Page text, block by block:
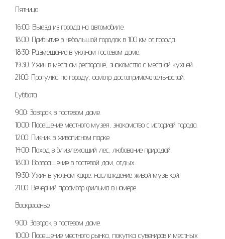
Пятница
16:00: Выезд из города на автомобиле.
18:00: Прибытие в небольшой городок в 100 км от города.
18:30: Размещение в уютном гостевом доме.
19:30: Ужин в местном ресторане, знакомство с местной кухней.
21:00: Прогулка по городу, осмотр достопримечательностей.
Суббота
9:00: Завтрак в гостевом доме.
10:00: Посещение местного музея, знакомство с историей города.
12:00: Пикник в живописном парке.
14:00: Поход в близлежащий лес, любование природой.
18:00: Возвращение в гостевой дом, отдых.
19:30: Ужин в уютном кафе, наслаждение живой музыкой.
21:00: Вечерний просмотр фильма в номере.
Воскресенье
9:00: Завтрак в гостевом доме.
10:00: Посещение местного рынка, покупка сувениров и местных